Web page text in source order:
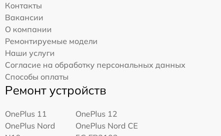
Контакты
Вакансии
О компании
Ремонтируемые модели
Наши услуги
Согласие на обработку персональных данных
Способы оплаты
Ремонт устройств
OnePlus 11
OnePlus 12
OnePlus Nord
OnePlus Nord CE